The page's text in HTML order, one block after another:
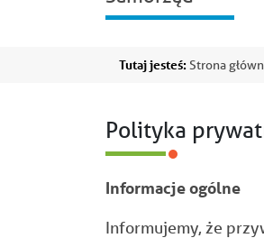
nawigacja
Ścieżka
Tutaj jesteś: Strona
Polityka
Informacje ogólne
Informujemy, że